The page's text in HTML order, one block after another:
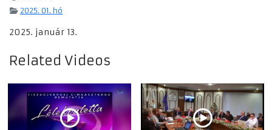
2025. 01. hó
2025. január 13.
Related Videos